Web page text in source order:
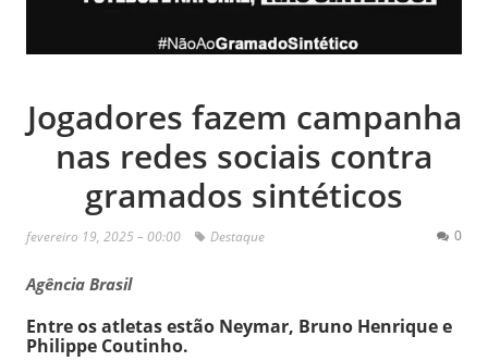
Jogadores fazem campanha
nas redes sociais contra
gramados sintéticos
fevereiro 19, 2025 – 00:00 Destaque 0
Agência Brasil
Entre os atletas estão Neymar, Bruno Henrique e
Philippe Coutinho.